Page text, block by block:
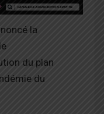
la
du plan
du